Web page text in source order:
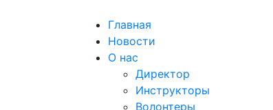
Главная
Новости
О нас
Директор
Инструкторы
Волонтеры